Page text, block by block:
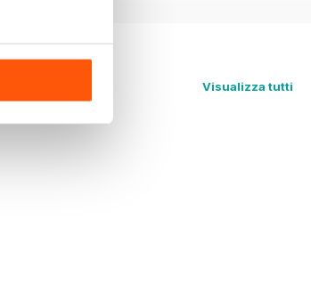
Visualizza tutti